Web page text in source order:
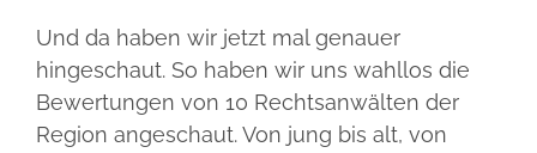
Und da haben wir jetzt mal genauer
hingeschaut. So haben wir uns wahllos die
Bewertungen von 10 Rechtsanwälten der
Region angeschaut. Von jung bis alt, von